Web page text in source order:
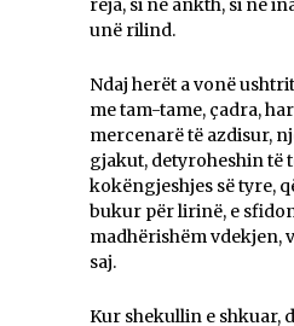
reja, si në ankth, si në
unë rilind.
Ndaj herët a vonë
me tam-tame, çadra,
mercenarë të azdisur,
gjakut, detyroheshin të
kokëngjeshjes së tyre,
bukur për lirinë, e
madhërishëm vdekjen,
saj.
Kur shekullin e shkuar,